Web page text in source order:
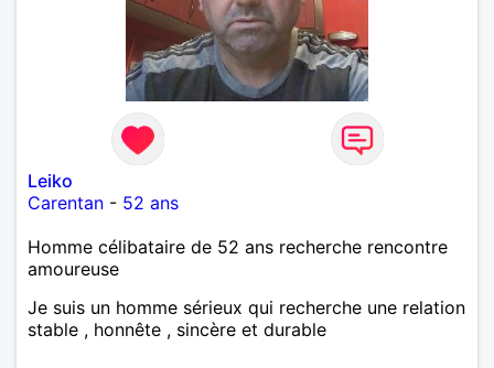
Leiko
Carentan - 52 ans
Homme célibataire de 52 ans recherche rencontre
amoureuse
Je suis un homme sérieux qui recherche une relation
stable , honnête , sincère et durable